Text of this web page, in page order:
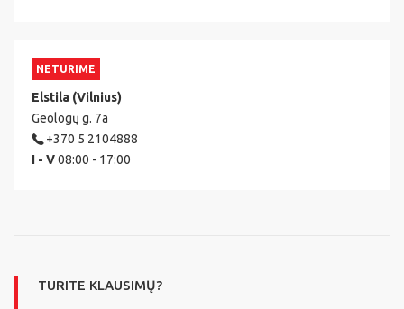
NETURIME
Elstila (Vilnius)
Geologų g. 7a
+370 5 2104888
I - V08:00 - 17:00
TURITE KLAUSIMŲ?